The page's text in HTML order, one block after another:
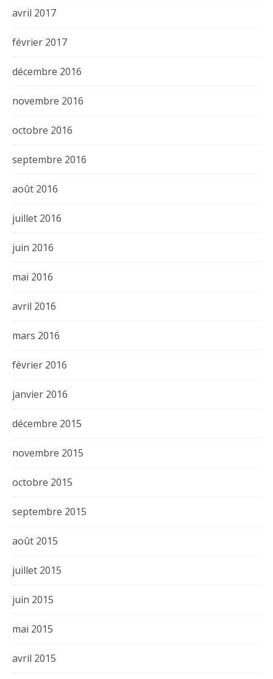
avril 2017
février 2017
décembre 2016
novembre 2016
octobre 2016
septembre 2016
août 2016
juillet 2016
juin 2016
mai 2016
avril 2016
mars 2016
février 2016
janvier 2016
décembre 2015
novembre 2015
octobre 2015
septembre 2015
août 2015
juillet 2015
juin 2015
mai 2015
avril 2015